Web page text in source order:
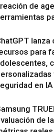
de
para
en IA
de